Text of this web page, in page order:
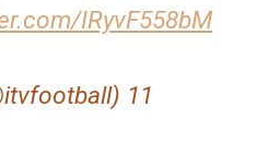
IRyvF558bM
11